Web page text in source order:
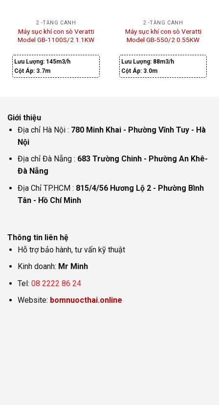
2 -TẦNG CÁNH
Máy sục khí con sò Veratti
Model GB-1100S/2 1.1KW
Lưu Lượng: 145m3/h
Cột Áp: 3.7m
2 -TẦNG CÁNH
Máy sục khí con sò Veratti
Model GB-550/2 0.55KW
Lưu Lượng: 88m3/h
Cột Áp: 3.0m
Giới thiệu
Địa chỉ Hà Nội : 780 Minh Khai - Phường Vĩnh Tuy - Hà
Nội
Địa chỉ Đà Nẵng : 683 Trường Chinh - Phường An Khê-
Đà Nẵng
Địa Chỉ TP.HCM : 815/4/56 Hương Lộ 2 - Phường Bình
Tân - Hồ Chí Minh
Thông tin liên hệ
Hỗ trợ bảo hành, tư vấn kỹ thuật
Kinh doanh: Mr Minh
Tel: 08 2222 86 24
Website: bomnuocthai.online